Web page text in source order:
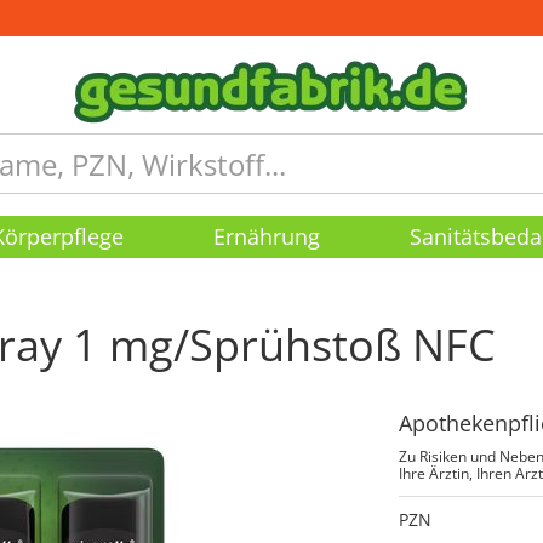
Ernährung
1 mg/Sprühstoß NFC
Zu Risiken und
Ihre Ärztin, Ihren
PZN